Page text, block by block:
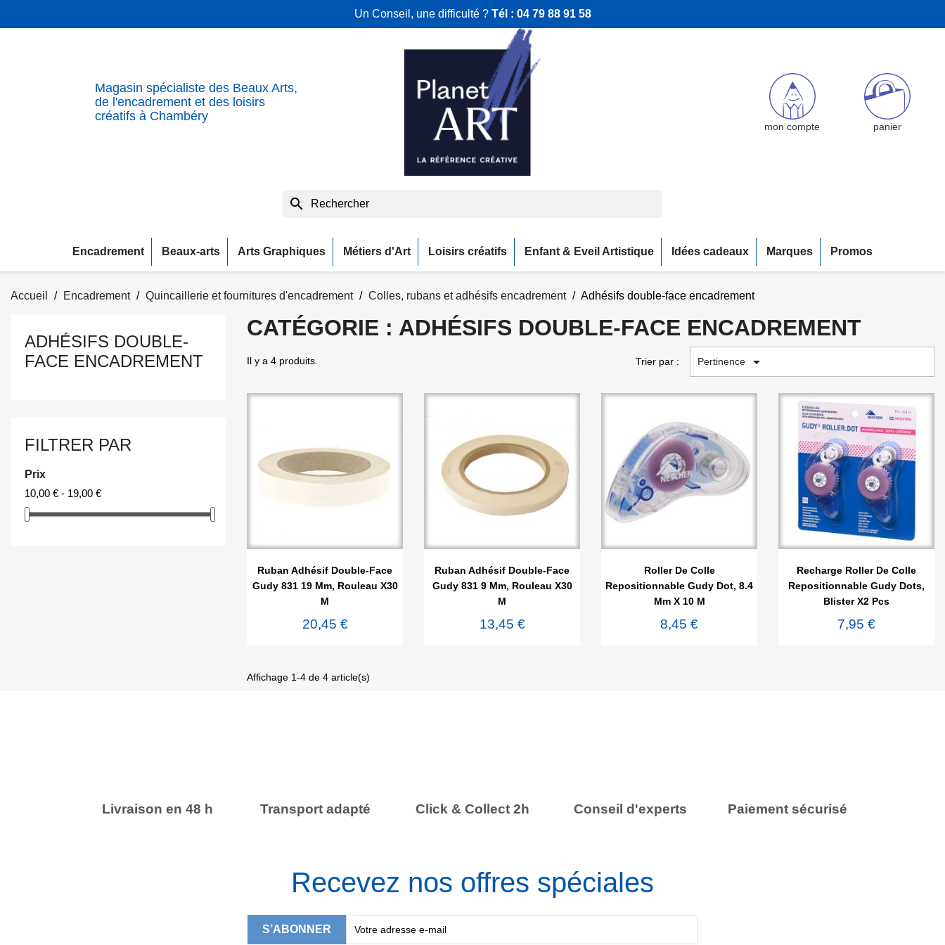
Un Conseil, une difficulté ? Tél : 04 79 88 91 58
Magasin spécialiste des Beaux Arts,
de l'encadrement et des loisirs
créatifs à Chambéry
mon compte panier
search
Encadrement Beaux-arts Arts Graphiques Métiers d'Art Loisirs créatifs Enfant & Eveil Artistique Idées cadeaux Marques Promos
Accueil Encadrement Quincaillerie et fournitures d'encadrement Colles, rubans et adhésifs encadrement Adhésifs double-face encadrement
ADHÉSIFS DOUBLE-
FACE ENCADREMENT
FILTRER PAR
Prix
10,00 € - 19,00 €
CATÉGORIE : ADHÉSIFS DOUBLE-FACE ENCADREMENT
Il y a 4 produits. Trier par : Pertinence 
 Aperçu rapide
Ruban Adhésif Double-Face
Gudy 831 19 Mm, Rouleau X30
M
20,45 €
 Aperçu rapide
Ruban Adhésif Double-Face
Gudy 831 9 Mm, Rouleau X30
M
13,45 €

Roller De Colle
Repositionnable Gudy Dot, 8.4
Mm X 10 M
8,45 €

Recharge Roller De Colle
Repositionnable Gudy Dots,
Blister X2 Pcs
7,95 €
Affichage 1-4 de 4 article(s)
Livraison en 48 h Transport adapté Click & Collect 2h Conseil d'experts Paiement sécurisé
Recevez nos offres spéciales